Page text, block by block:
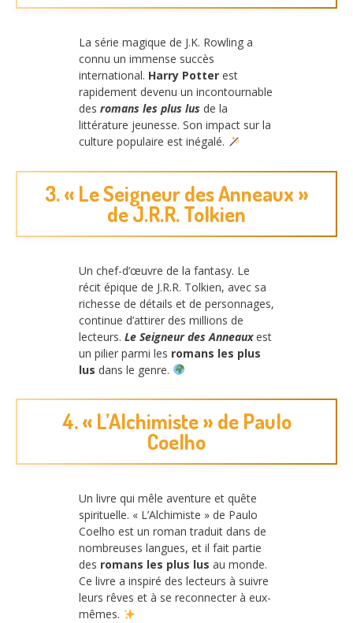
La série magique de J.K. Rowling a
connu un immense succès
international. Harry Potter est
rapidement devenu un incontournable
des romans les plus lus de la
littérature jeunesse. Son impact sur la
culture populaire est inégalé.
3. « Le Seigneur des Anneaux »
de J.R.R. Tolkien
Un chef-d’œuvre de la fantasy. Le
récit épique de J.R.R. Tolkien, avec sa
richesse de détails et de personnages,
continue d’attirer des millions de
lecteurs. Le Seigneur des Anneauxest
un pilier parmi les romans les plus
lus dans le genre.
4. « L’Alchimiste » de Paulo
Coelho
Un livre qui mêle aventure et quête
spirituelle. « L’Alchimiste » de Paulo
Coelho est un roman traduit dans de
nombreuses langues, et il fait partie
des romans les plus lus au monde.
Ce livre a inspiré des lecteurs à suivre
leurs rêves et à se reconnecter à eux-
mêmes.